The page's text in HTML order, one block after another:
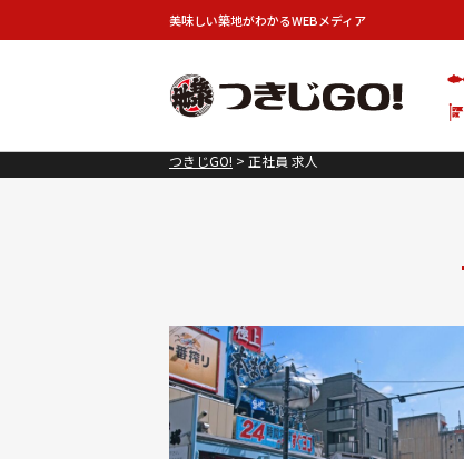
美味しい築地がわかるWEBメディア
つきじGO! > 正社員 求人